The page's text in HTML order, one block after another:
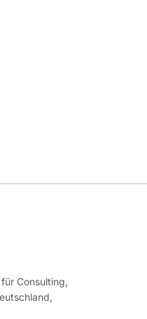
Consulting,